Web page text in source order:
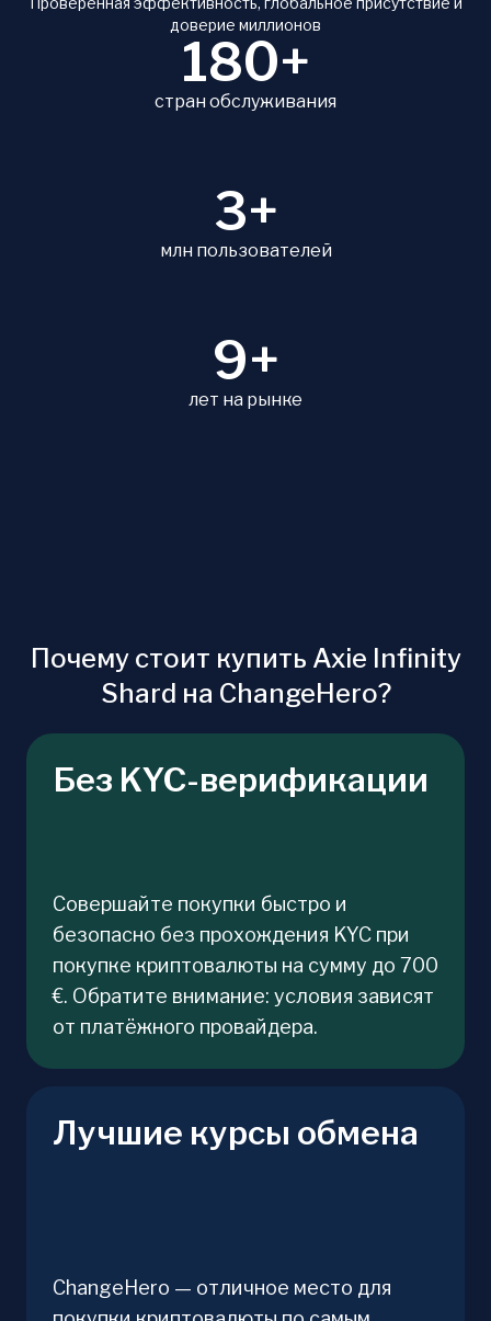
доверие миллионов
180+
стран обслуживания
3+
млн пользователей
9+
лет на рынке
Почему стоит купить Axie Infinity
Shard на ChangeHero?
Без KYC-верификации
Совершайте покупки быстро и
безопасно без прохождения KYC при
покупке криптовалюты на сумму до 700
€. Обратите внимание: условия зависят
от платёжного провайдера.
Лучшие курсы обмена
ChangeHero — отличное место для